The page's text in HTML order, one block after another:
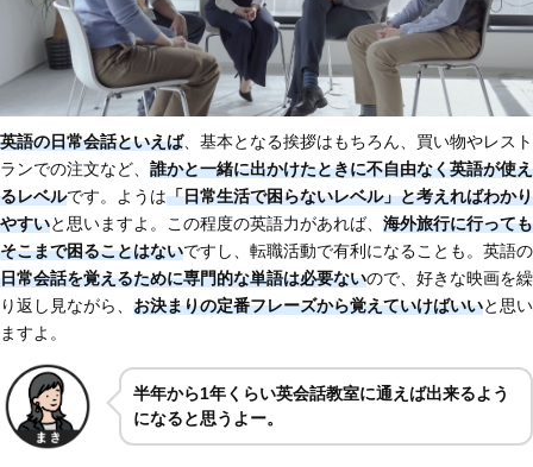
英語の日常会話といえば、基本となる挨拶はもちろん、買い物やレスト
ランでの注文など、 誰かと一緒に出かけたときに不自由なく英語が使え
るレベルです。ようは「日常生活で困らないレベル」と考えればわかり
やすいと思いますよ。この程度の英語力があれば、 海外旅行に行っても
そこまで困ることはないですし、転職活動で有利になることも。英語の
日常会話を覚えるために専門的な単語は必要ないので、好きな映画を繰
り返し見ながら、 お決まりの定番フレーズから覚えていけばいいと思い
ますよ。
半年から1年くらい英会話教室に通えば出来るよう
になると思うよー。